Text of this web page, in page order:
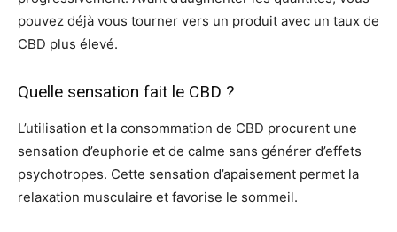
pouvez déjà vous tourner vers un produit avec un taux de
CBD plus élevé.
Quelle sensation fait le CBD ?
L’utilisation et la consommation de CBD procurent une
sensation d’euphorie et de calme sans générer d’effets
psychotropes. Cette sensation d’apaisement permet la
relaxation musculaire et favorise le sommeil.